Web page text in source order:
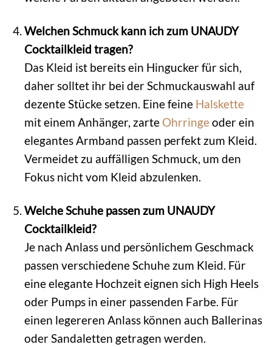
Welchen Schmuck kann ich zum UNAUDY
Cocktailkleid tragen?
Das Kleid ist bereits ein Hingucker für sich,
daher solltet ihr bei der Schmuckauswahl auf
dezente Stücke setzen. Eine feine Halskette
mit einem Anhänger, zarte Ohrringeoder ein
elegantes Armband passen perfekt zum Kleid.
Vermeidet zu auffälligen Schmuck, um den
Fokus nicht vom Kleid abzulenken.
Welche Schuhe passen zum UNAUDY
Cocktailkleid?
Je nach Anlass und persönlichem Geschmack
passen verschiedene Schuhe zum Kleid. Für
eine elegante Hochzeit eignen sich High Heels
oder Pumps in einer passenden Farbe. Für
einen legereren Anlass können auch Ballerinas
oder Sandaletten getragen werden.